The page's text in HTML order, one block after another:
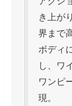
き上が
界まで
ボディ
し、ワ
ワンピ
現。